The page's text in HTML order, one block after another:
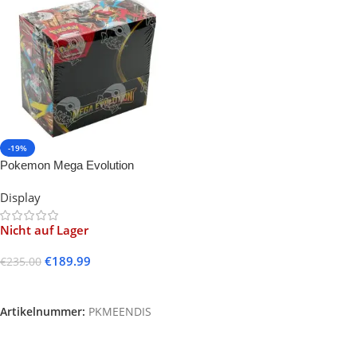
-19%
Pokemon Mega Evolution
Display
Nicht auf Lager
€235.00 €189.99
Artikelnummer: PKMEENDIS